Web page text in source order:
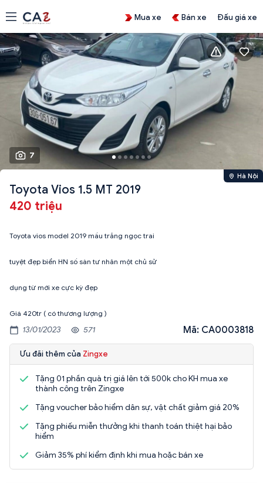
Mua xe Bán xe Đấu giá xe
7
Hà Nội
Toyota Vios 1.5 MT 2019
420 triệu
Toyota vios model 2019 mầu trắng ngọc trai
tuyệt đẹp biển HN số sàn tư nhân một chủ sử
dụng từ mới xe cực kỳ đẹp
Giá 420tr ( có thương lượng )
13/01/2023 571 Mã: CA0003818
Ưu đãi thêm của Zingxe
Tặng 01 phần quà trị giá lên tới 500k cho KH mua xe
thành công trên Zingxe
Tặng voucher bảo hiểm dân sự, vật chất giảm giá 20%
Tặng phiếu miễn thưởng khi thanh toán thiệt hại bảo
hiểm
Giảm 35% phí kiểm định khi mua hoặc bán xe